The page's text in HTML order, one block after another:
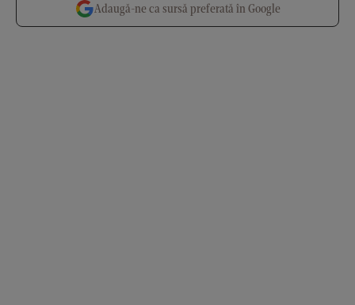
Adaugă-ne ca sursă preferată în Google